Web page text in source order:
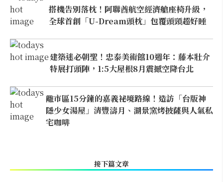
搭機告別落枕！阿聯酋航空經濟艙座椅升級，
全球首創「U-Dream頭枕」包覆頭頸超好睡
建築迷必朝聖！忠泰美術館10週年：藤本壯介
特展打頭陣，1:5大屋根8月震撼空降台北
離市區15分鐘的嘉義祕境路線！造訪「台版神
隱少女湯屋」清豐濤月、湖景窯烤披薩與人氣私
宅咖啡
接下篇文章